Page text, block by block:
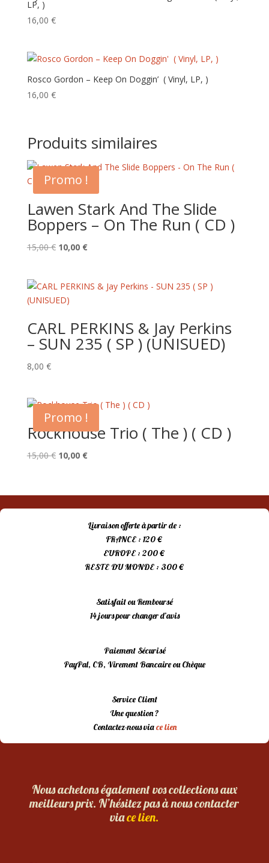
LP, )
16,00 €
Rosco Gordon – Keep On Doggin’ ‎ ( Vinyl, LP, )
16,00 €
Produits similaires
Promo !
Lawen Stark And The Slide
Boppers – On The Run ( CD )
15,00€ Le
était :
15,00 €.
10,00 €Le
est :
CARL PERKINS & Jay Perkins
– SUN 235 ( SP ) (UNISUED)
8,00 €
Promo !
Rockhouse Trio ( The ) ( CD )
15,00€ Le
était :
15,00 €.
10,00 €Le
est :
10,00 €.
Livraison offerte à partir de :
FRANCE : 120 €
EUROPE : 200 €
RESTE DU MONDE : 300 €
Satisfait ou Remboursé
14 jours pour changer d’avis
Paiement Sécurisé
PayPal, CB, Virement Bancaire ou Chèque
Service Client
Une question ?
Contactez-nous viace lien
Nous achetons également vos collections aux
meilleurs prix. N’hésitez pas à nous contacter
viace lien.